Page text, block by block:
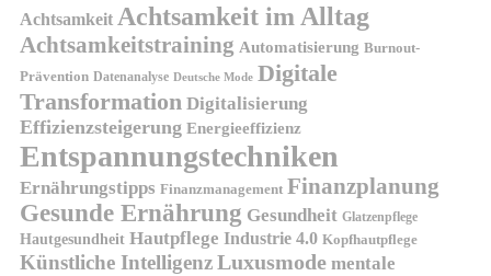
Achtsamkeit Achtsamkeit im Alltag
Achtsamkeitstraining Automatisierung Burnout-
Prävention Datenanalyse Deutsche Mode Digitale
Transformation Digitalisierung
Effizienzsteigerung Energieeffizienz
Entspannungstechniken
Ernährungstipps Finanzmanagement Finanzplanung
Gesunde Ernährung Gesundheit Glatzenpflege
Hautgesundheit Hautpflege Industrie 4.0 Kopfhautpflege
Künstliche IntelligenzLuxusmode mentale